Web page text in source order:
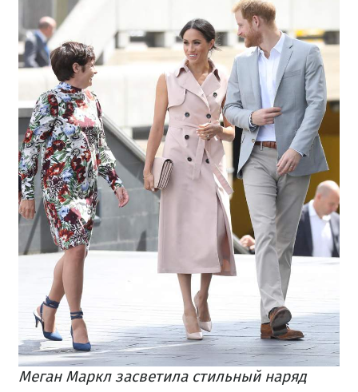
Меган Маркл засветила стильный наряд